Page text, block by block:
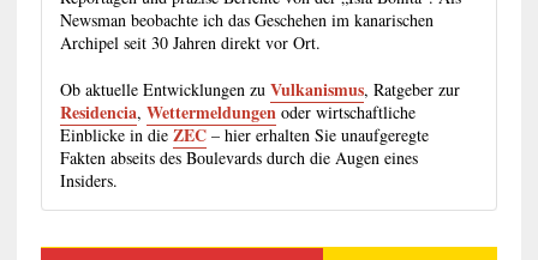
Newsman beobachte ich das Geschehen im kanarischen
Archipel seit 30 Jahren direkt vor Ort.
Ob aktuelle Entwicklungen zu Vulkanismus, Ratgeber zur
Residencia, Wettermeldungenoder wirtschaftliche
Einblicke in die ZEC– hier erhalten Sie unaufgeregte
Fakten abseits des Boulevards durch die Augen eines
Insiders.